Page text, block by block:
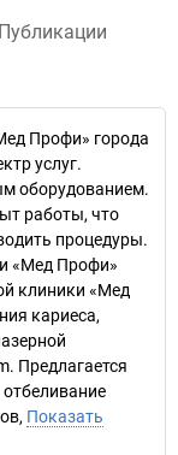
Публикации
Профи» города
услуг.
оборудованием.
работы, что
процедуры.
«Мед Профи»
клиники «Мед
кариеса,
Предлагается
отбеливание
Показать